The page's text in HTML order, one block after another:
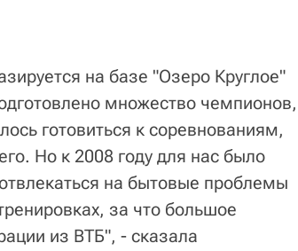
на базе "Озеро Круглое"
множество чемпионов,
готовиться к соревнованиям,
Но к 2008 году для нас было
на бытовые проблемы
за что большое
из ВТБ", - сказала